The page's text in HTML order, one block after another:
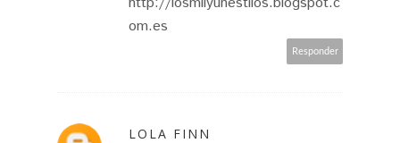
om.es
Responder
LOLA FINN